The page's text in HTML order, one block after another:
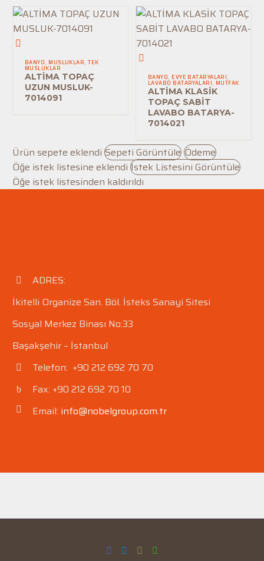
ALTİMA
TOPAÇ
UZUN
MUSLUK-
7014091
BANYO, MUSLUKLAR,TEK
MUSLUKLAR
ALTİMA TOPAÇ
UZUN MUSLUK-
7014091
ALTİMA
KLASİK
TOPAÇ
SABİT
LAVABO
BATARYA-
7014021
BANYO, EVYE BATARYALARI,
LAVABO BATARYALARI, MUTFAK
ALTİMA KLASİK
TOPAÇ SABİT
LAVABO BATARYA-
7014021
Ürün sepete eklendi Sepeti Görüntüle Ödeme
Öğe istek listesine eklendi İstek Listesini Görüntüle
Öğe istek listesinden kaldırıldı


ADRES:
İkitelli Organize San. Böl. İsteks Sanayi Sitesi
Sosyal Merkez Binası No:33
Başakşehir – İstanbul

 Telefon: +90 212 692 70 70
b
b Fax: +90 212 692 70 10

 Email: info@nobelgroup.com.tr